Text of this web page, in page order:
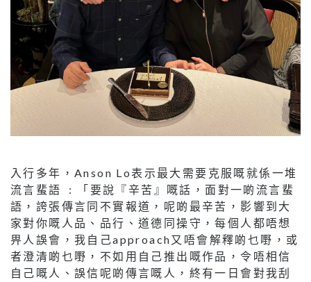
入行多年，Anson Lo表示最大需要克服嘅就係一堆
流言蜚語 : 「要說『辛苦』嘅話，面對一啲流言蜚
語，誇張傳言同不實報道，呢啲最辛苦，影響到大
家對你嘅人品、品行、道德同操守，每個人都唔想
畀人誤會，我自己approach又唔會解釋啲乜嘢，或
者澄清啲乜嘢，不如用自己推出嘅作品，令唔相信
自己嘅人、誤信呢啲傳言嘅人，終有一日會對我刮